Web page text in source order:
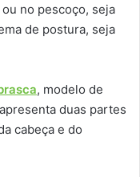
no pescoço, seja
de postura, seja
, modelo de
duas partes
cabeça e do